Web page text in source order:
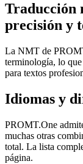
Traducción
precisión y
La NMT de
terminología, lo que
para textos
Idiomas y
PROMT.One
muchas otras
total. La lista
página.